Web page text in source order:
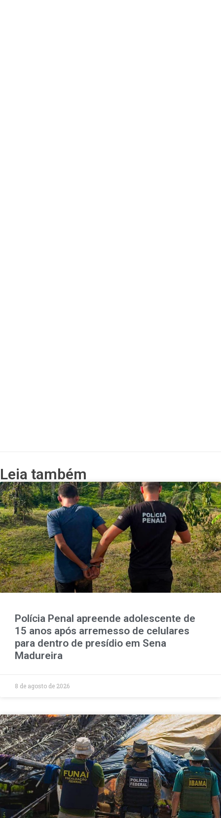
Leia também
Polícia Penal apreende adolescente de
15 anos após arremesso de celulares
para dentro de presídio em Sena
Madureira
8 de agosto de 2026